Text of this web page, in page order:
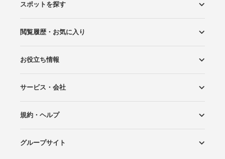
エリアから探す
こだわりから探す
NEW PHOTO STYLE
プランから探す
フォトタイプ診断
フォトグラファーから探す
国内リゾートから探す
スポットを探す
ロケーションから探す
スタジオから探す
閲覧履歴・お気に入り
閲覧スタジオ
お気に入り
お役立ち情報
Wedding Photo マガジン
はじめてガイド
サービス・会社
Photoraitとは
スタジオの掲載について
お問い合わせ
運営会社
サイトマップ
規約・ヘルプ
プライバシーポリシー
利用規約
ヘルプ
グループサイト